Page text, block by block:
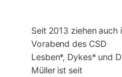
Seit 2013 ziehen auch
Vorabend des CSD
Lesben*, Dykes* und
Müller ist seit